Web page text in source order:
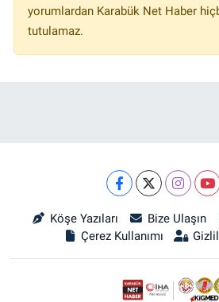
yorumlardan Karabük Net Haber
tutulamaz.
Köşe Yazıları Bize Ulaşın
Çerez Kullanımı